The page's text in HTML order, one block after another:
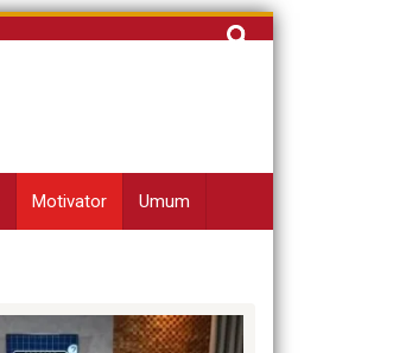
Cari
Motivator Umum